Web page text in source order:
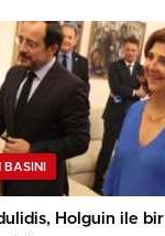
BASINI
Holguin ile bir